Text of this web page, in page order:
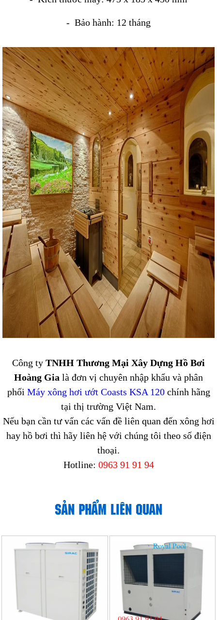
- Bảo hành: 12 tháng​
Công ty TNHH Thương Mại Xây Dựng Hồ Bơi
Hoàng Gia là đơn vị chuyên nhập khẩu và phân
phối Máy xông hơi ướt Coasts KSA 120chính hãng
tại thị trường Việt Nam.
Nếu bạn cần tư vấn các vấn đề liên quan đến xông hơi
hay hồ bơi thì hãy liên hệ với chúng tôi theo số điện
thoại.
Hotline: 0963 91 91 94
SẢN PHẨM LIÊN QUAN